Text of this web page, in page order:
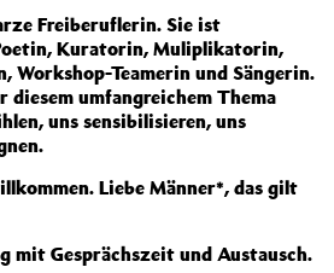
Freiberuflerin. Sie ist
Kuratorin, Muliplikatorin,
Teamerin und Sängerin.
diesem umfangreichem Thema
uns sensibilisieren, uns
Liebe Männer*, das gilt
mit Gesprächszeit und Austausch.